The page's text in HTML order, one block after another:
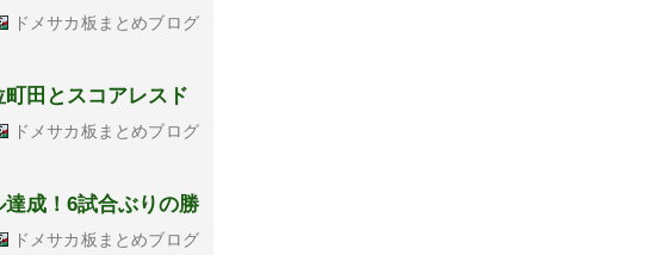
ドメサカ板まとめブログ
田とスコアレスド
ドメサカ板まとめブログ
成！6試合ぶりの勝
ドメサカ板まとめブログ